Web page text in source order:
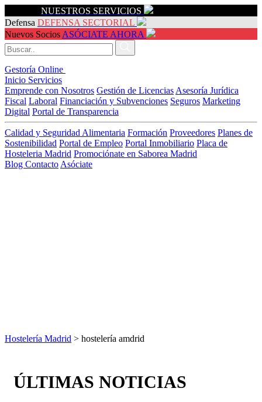
NUESTROS SERVICIOS
Defensa DEFENSA SECTORIAL
Nuevos Socios ASÓCIATE AHORA
Gestoría Online
Inicio Servicios
Emprende con Nosotros Gestión de Licencias Asesoría Jurídica
Fiscal Laboral Financiación y Subvenciones Seguros Marketing
Digital Portal de Transparencia
Calidad y Seguridad Alimentaria Formación Proveedores Planes de
Sostenibilidad Portal de Empleo Portal Inmobiliario Placa de
Hosteleria Madrid Promociónate en Saborea Madrid
Blog Contacto Asóciate
Hostelería Madrid > hostelería amdrid
ÚLTIMAS NOTICIAS